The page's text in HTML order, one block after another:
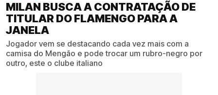
MILAN BUSCA A CONTRATAÇÃO DE
TITULAR DO FLAMENGO PARA A
JANELA
Jogador vem se destacando cada vez mais com a
camisa do Mengão e pode trocar um rubro-negro por
outro, este o clube italiano